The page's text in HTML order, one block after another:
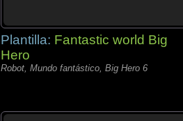
Plantilla: Fantastic world Big
Hero
Robot, Mundo fantástico, Big Hero 6